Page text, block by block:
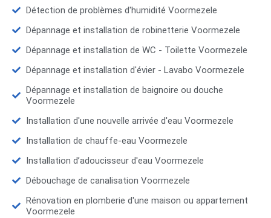
Détection de problèmes d'humidité Voormezele
Dépannage et installation de robinetterie Voormezele
Dépannage et installation de WC - Toilette Voormezele
Dépannage et installation d'évier - Lavabo Voormezele
Dépannage et installation de baignoire ou douche
Voormezele
Installation d'une nouvelle arrivée d'eau Voormezele
Installation de chauffe-eau Voormezele
Installation d’adoucisseur d'eau Voormezele
Débouchage de canalisation Voormezele
Rénovation en plomberie d'une maison ou appartement
Voormezele